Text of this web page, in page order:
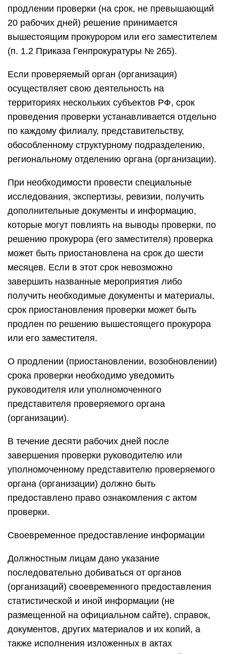
продлении проверки (на срок, не превышающий
20 рабочих дней) решение принимается
вышестоящим прокурором или его заместителем
(п. 1.2 Приказа Генпрокуратуры № 265).
Если проверяемый орган (организация)
осуществляет свою деятельность на
территориях нескольких субъектов РФ, срок
проведения проверки устанавливается отдельно
по каждому филиалу, представительству,
обособленному структурному подразделению,
региональному отделению органа (организации).
При необходимости провести специальные
исследования, экспертизы, ревизии, получить
дополнительные документы и информацию,
которые могут повлиять на выводы проверки, по
решению прокурора (его заместителя) проверка
может быть приостановлена на срок до шести
месяцев. Если в этот срок невозможно
завершить названные мероприятия либо
получить необходимые документы и материалы,
срок приостановления проверки может быть
продлен по решению вышестоящего прокурора
или его заместителя.
О продлении (приостановлении, возобновлении)
срока проверки необходимо уведомить
руководителя или уполномоченного
представителя проверяемого органа
(организации).
В течение десяти рабочих дней после
завершения проверки руководителю или
уполномоченному представителю проверяемого
органа (организации) должно быть
предоставлено право ознакомления с актом
проверки.
Своевременное предоставление информации
Должностным лицам дано указание
последовательно добиваться от органов
(организаций) своевременного предоставления
статистической и иной информации (не
размещенной на официальном сайте), справок,
документов, других материалов и их копий, а
также исполнения изложенных в актах